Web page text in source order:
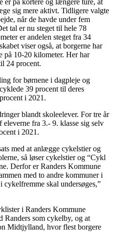
er på kortere og længere ture, at
sig mere aktivt. Tidligere valgte
når de havde under fem
tal er nu steget til hele 78
er andelen steget fra 34
viser også, at borgerne har
på 10-20 kilometer. Her har
24 procent.
for børnene i dagpleje og
39 procent til deres
i 2021.
blandt skoleelever. For tre år
eleverne fra 3.- 9. klasse sig selv
i 2021.
med at anlægge cykelstier og
så løser cykelstier og “Cykl
Derfor er Randers Kommune
med to andre kommuner i
skal undersøges,”
i Randers Kommune
Randers som cykelby, og at
Midtjylland, hvor flest borgere